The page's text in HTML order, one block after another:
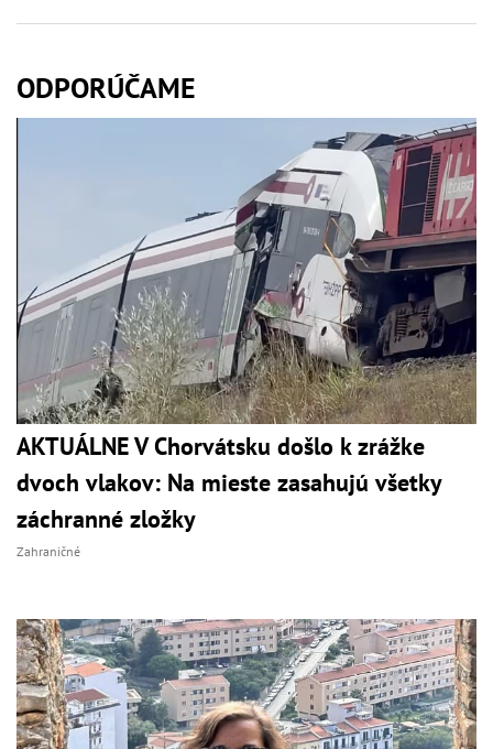
ODPORÚČAME
AKTUÁLNE V Chorvátsku došlo k zrážke
dvoch vlakov: Na mieste zasahujú všetky
záchranné zložky
Zahraničné